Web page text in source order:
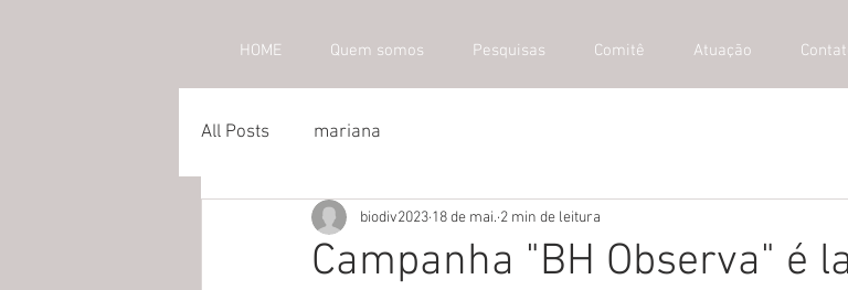
HOME Quem somos Pesquisas Comitê Atuação
All Posts mariana
Campanha "BH Observa" é
biodiv2023 18 de mai. 2 min de leitura